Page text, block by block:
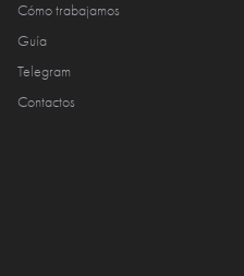
Cómo trabajamos
Guía
Telegram
Contactos